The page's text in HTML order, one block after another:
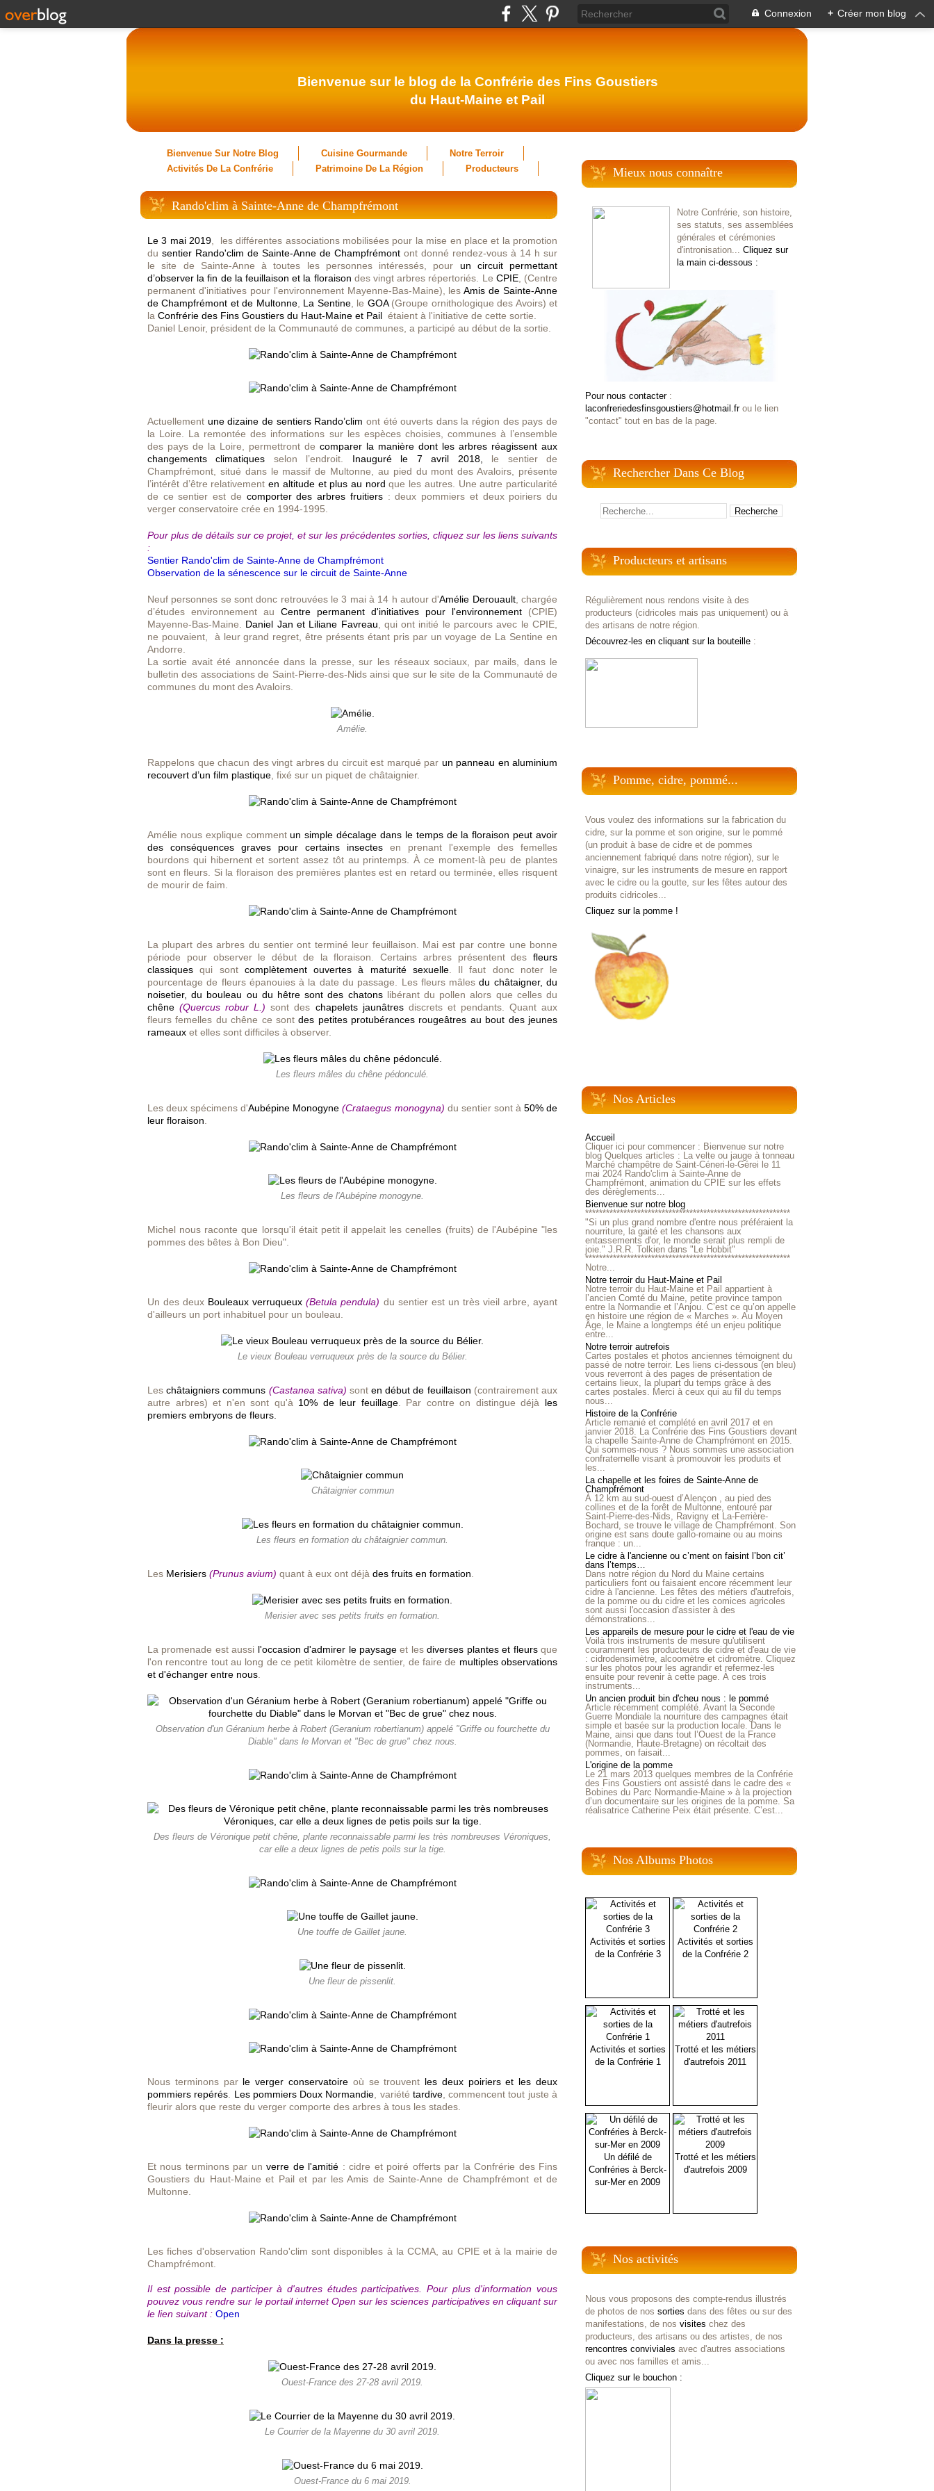
Connexion + Créer mon blog
Bienvenue sur le blog de la Confrérie des Fins Goustiers
du Haut-Maine et Pail
Bienvenue Sur Notre Blog Cuisine Gourmande
Notre Terroir
Activités De La Confrérie
Patrimoine De La Région Producteurs
Rando'clim à Sainte-Anne de Champfrémont
Le 3 mai 2019
les différentes associations mobilisées pour la mise en place et la promotion
du sentier Rando'clim de Sainte-Anne de Champfrémont ont donné rendez-vous à 14 h sur
le site de Sainte-Anne à toutes les personnes intéressés, pour un circuit permettant
d’observer la fin de la feuillaison et la floraison des vingt arbres répertoriés. L e CPIE, (Centre
permanent d'initiatives pour l'environnement Mayenne-Bas-Maine), lesAmis de Sainte-Anne
de Champfrémont et de Multonne, La Sentine, le GOA(Groupe ornithologique des Avoirs) et
la Confrérie des Fins Goustiers du Haut-Maine et Pail étaient à l'initiative de cette sortie.
Daniel Lenoir, président de la Communauté de communes, a participé au début de la sortie.
Actuellement une dizaine de sentiers Rando’clim ont été ouverts dans la région des pays de
la Loire. La remontée des informations sur les espèces choisies, communes à l’ensemble
des pays de la Loire, permettront de comparer la manière dont les arbres réagissent aux
changements climatiques selon l’endroit. Inauguré le 7 avril 2018,
le sentier de
Champfrémont, situé dans le massif de Multonne, au pied du mont des Avaloirs, présente
l’intérêt d’être relativementen altitude et plus au nord que les autres. Une autre particularité
de ce sentier est de comporter des arbres fruitiers: deux pommiers et deux poiriers du
verger conservatoire crée en 1994-1995.
Pour plus de détails sur ce projet, et sur les précédentes sorties, cliquez sur les liens suivants
:
Sentier Rando'clim de Sainte-Anne de Champfrémont
Observation de la sénescence sur le circuit de Sainte-Anne
Neuf personnes se sont donc retrouvées le 3 mai à 14 h autour d'Amélie Derouault, chargée
d’études environnement au Centre permanent d'initiatives pour l'environnement (CPIE)
Mayenne-Bas-Maine. Daniel Jan et Liliane Favreau , qui ont initié le parcours avec le CPIE,
ne pouvaient, à leur grand regret, être présents étant pris par un voyage de La Sentine en
Andorre.
La sortie avait été annoncée dans la presse, sur les réseaux sociaux, par mails, dans le
bulletin des associations de Saint-Pierre-des-Nids ainsi que sur le site de la Communauté de
communes du mont des Avaloirs.
Amélie.
Rappelons que chacun des vingt arbres du circuit est marqué par un panneau en aluminium
recouvert d’un film plastique , fixé sur un piquet de châtaignier.
Amélie nous explique commentun simple décalage dans le temps de la floraison peut avoir
des conséquences graves pour certains insectes en prenant l'exemple des femelles
bourdons qui hibernent et sortent assez tôt au printemps. À ce moment-là peu de plantes
sont en fleurs. Si la floraison des premières plantes est en retard ou terminée, elles risquent
de mourir de faim.
La plupart des arbres du sentier ont terminé leur feuillaison. Mai est par contre une bonne
période pour observer le début de la floraison. Certains arbres présentent des fleurs
classiques qui sont complètement ouvertes à maturité sexuelle. Il faut donc noter le
pourcentage de fleurs épanouies à la date du passage. Les fleurs mâles du châtaigner, du
noisetier, du bouleau ou du hêtre sont des chatonslibérant du pollen alors que celles du
chêne (Quercus robur L.) sont des chapelets jaunâtresdiscrets et pendants. Quant aux
fleurs femelles du chêne ce sontdes petites protubérances rougeâtres au bout des jeunes
rameaux et elles sont difficiles à observer.
Les fleurs mâles du chêne pédonculé.
Les deux spécimens d'Aubépine Monogyne (Crataegus monogyna) du sentier sont à 50% de
leur floraison
Les fleurs de l'Aubépine monogyne.
Michel nous raconte que lorsqu'il était petit il appelait les cenelles (fruits) de l'Aubépine "les
pommes des bêtes à Bon Dieu".
Un des deux Bouleaux verruqueux(Betula pendula) du sentier est un très vieil arbre, ayant
d'ailleurs un port inhabituel pour un bouleau.
Le vieux Bouleau verruqueux près de la source du Bélier.
Leschâtaigniers communs (Castanea sativa) sonten début de feuillaison (contrairement aux
autre arbres) et n'en sont qu'à 10% de leur feuillage. Par contre on distingue déjà les
premiers embryons de fleurs.
Châtaignier commun
Les fleurs en formation du châtaignier commun.
Les Merisiers (Prunus avium) quant à eux ont déjà des fruits en formation
Merisier avec ses petits fruits en formation.
La promenade est aussi l'occasion d'admirer le paysage et lesdiverses plantes et fleursque
l'on rencontre tout au long de ce petit kilomètre de sentier, de faire de multiples observations
et d'échanger entre nous
Observation d'un Géranium herbe à Robert (Geranium robertianum) appelé "Griffe ou fourchette du
Diable" dans le Morvan et "Bec de grue" chez nous.
Des fleurs de Véronique petit chêne, plante reconnaissable parmi les très nombreuses Véroniques,
car elle a deux lignes de petis poils sur la tige.
Une touffe de Gaillet jaune.
Une fleur de pissenlit.
Nous terminons par le verger conservatoireoù se trouvent les deux poiriers et les deux
pommiers repérés
Les pommiers Doux Normandie , variété tardive, commencent tout juste à
fleurir alors que reste du verger comporte des arbres à tous les stades.
Et nous terminons par unverre de l'amitié : cidre et poiré offerts par la Confrérie des Fins
Goustiers du Haut-Maine et Pail et par les Amis de Sainte-Anne de Champfrémont et de
Multonne.
Les fiches d'observation Rando'clim sont disponibles à la CCMA, au CPIE et à la mairie de
Champfrémont.
Il est possible de participer à d'autres études participatives. Pour plus d'information vous
pouvez vous rendre sur le portail internet Open sur les sciences participatives en cliquant sur
le lien suivant : Open
Dans la presse :
Ouest-France des 27-28 avril 2019.
Le Courrier de la Mayenne du 30 avril 2019.
Ouest-France du 6 mai 2019.
Mieux nous connaître
Notre Confrérie, son histoire,
ses statuts, ses assemblées
générales et cérémonies
d'intronisation... Cliquez sur
la main ci-dessous :
Pour nous contacter:
laconfreriedesfinsgoustiers@hotmail.frou le lien
"contact" tout en bas de la page.
Rechercher Dans Ce Blog
Producteurs et artisans
Régulièrement nous rendons visite à des
producteurs (cidricoles mais pas uniquement) ou à
des artisans de notre région.
Découvrez-les en cliquant sur la bouteille :
Pomme, cidre, pommé...
Vous voulez des informations sur la fabrication du
cidre, sur la pomme et son origine, sur le pommé
(un produit à base de cidre et de pommes
anciennement fabriqué dans notre région), sur le
vinaigre, sur les instruments de mesure en rapport
avec le cidre ou la goutte, sur les fêtes autour des
produits cidricoles...
Cliquez sur la pomme !
Nos Articles
Accueil
Cliquer ici pour commencer : Bienvenue sur notre
blog Quelques articles : La velte ou jauge à tonneau
Marché champêtre de Saint-Céneri-le-Gérei le 11
mai 2024 Rando'clim à Sainte-Anne de
Champfrémont, animation du CPIE sur les effets
des dérèglements...
Bienvenue sur notre blog
***********************************************************
"Si un plus grand nombre d'entre nous préféraient la
nourriture, la gaité et les chansons aux
entassements d'or, le monde serait plus rempli de
joie." J.R.R. Tolkien dans "Le Hobbit"
***********************************************************
Notre...
Notre terroir du Haut-Maine et Pail
Notre terroir du Haut-Maine et Pail appartient à
l’ancien Comté du Maine, petite province tampon
entre la Normandie et l’Anjou. C’est ce qu’on appelle
en histoire une région de « Marches ». Au Moyen
Âge, le Maine a longtemps été un enjeu politique
entre...
Notre terroir autrefois
Cartes postales et photos anciennes témoignent du
passé de notre terroir. Les liens ci-dessous (en bleu)
vous reverront à des pages de présentation de
certains lieux, la plupart du temps grâce à des
cartes postales. Merci à ceux qui au fil du temps
nous...
Histoire de la Confrérie
Article remanié et complété en avril 2017 et en
janvier 2018. La Confrérie des Fins Goustiers devant
la chapelle Sainte-Anne de Champfrémont en 2015.
Qui sommes-nous ? Nous sommes une association
confraternelle visant à promouvoir les produits et
les...
La chapelle et les foires de Sainte-Anne de
Champfrémont
À 12 km au sud-ouest d’Alençon , au pied des
collines et de la forêt de Multonne, entouré par
Saint-Pierre-des-Nids, Ravigny et La-Ferrière-
Bochard, se trouve le village de Champfrémont. Son
origine est sans doute gallo-romaine ou au moins
franque : un...
Le cidre à l'ancienne ou c’ment on faisint l’bon cit’
dans l’temps…
Dans notre région du Nord du Maine certains
particuliers font ou faisaient encore récemment leur
cidre à l'ancienne. Les fêtes des métiers d'autrefois,
de la pomme ou du cidre et les comices agricoles
sont aussi l'occasion d'assister à des
démonstrations...
Les appareils de mesure pour le cidre et l'eau de vie
Voilà trois instruments de mesure qu'utilisent
couramment les producteurs de cidre et d'eau de vie
: cidrodensimètre, alcoomètre et cidromètre. Cliquez
sur les photos pour les agrandir et refermez-les
ensuite pour revenir à cette page. À ces trois
instruments...
Un ancien produit bin d'cheu nous : le pommé
Article récemment complété. Avant la Seconde
Guerre Mondiale la nourriture des campagnes était
simple et basée sur la production locale. Dans le
Maine, ainsi que dans tout l’Ouest de la France
(Normandie, Haute-Bretagne) on récoltait des
pommes, on faisait...
L'origine de la pomme
Le 21 mars 2013 quelques membres de la Confrérie
des Fins Goustiers ont assisté dans le cadre des «
Bobines du Parc Normandie-Maine » à la projection
d’un documentaire sur les origines de la pomme. Sa
réalisatrice Catherine Peix était présente. C’est...
Nos Albums Photos
Activités et sorties
de la Confrérie 3
Activités et sorties
de la Confrérie 2
Activités et sorties
de la Confrérie 1
Trotté et les métiers
d'autrefois 2011
Un défilé de
Confréries à Berck-
sur-Mer en 2009
Trotté et les métiers
d'autrefois 2009
Nos activités
Nous vous proposons des compte-rendus illustrés
de photos de nos sorties dans des fêtes ou sur des
manifestations, de nos visites chez des
producteurs, des artisans ou des artistes, de nos
rencontres conviviales avec d'autres associations
ou avec nos familles et amis...
Cliquez sur le bouchon :